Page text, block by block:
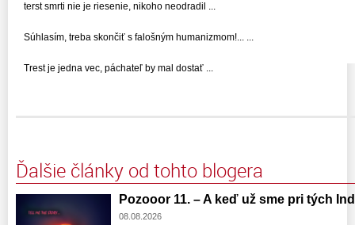
terst smrti nie je riesenie, nikoho neodradil ...
Súhlasím, treba skončiť s falošným humanizmom!... ...
Trest je jedna vec, páchateľ by mal dostať ...
Ďalšie články od tohto blogera
Pozooor 11. – A keď už sme pri tých
08.08.2026